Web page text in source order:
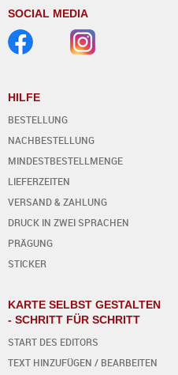
SOCIAL MEDIA
HILFE
BESTELLUNG
NACHBESTELLUNG
MINDESTBESTELLMENGE
LIEFERZEITEN
VERSAND & ZAHLUNG
DRUCK IN ZWEI SPRACHEN
PRÄGUNG
STICKER
KARTE SELBST GESTALTEN
- SCHRITT FÜR SCHRITT
START DES EDITORS
TEXT HINZUFÜGEN / BEARBEITEN